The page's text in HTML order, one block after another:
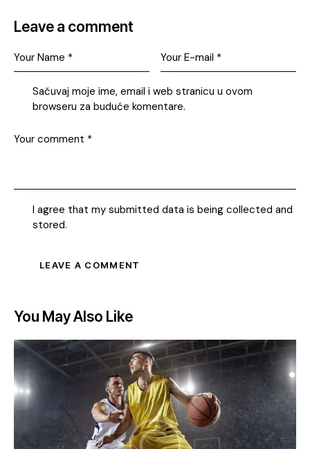
Leave a comment
Sačuvaj moje ime, email i web stranicu u ovom
browseru za buduće komentare.
I agree that my submitted data is being collected and
stored.
You May Also Like